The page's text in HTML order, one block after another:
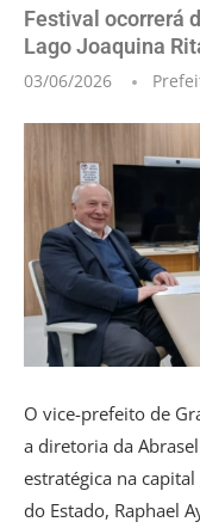
Festival ocorrerá
Lago Joaquina
03/06/2026
O vice-prefeito de
a diretoria da
estratégica na
do Estado, Raphael